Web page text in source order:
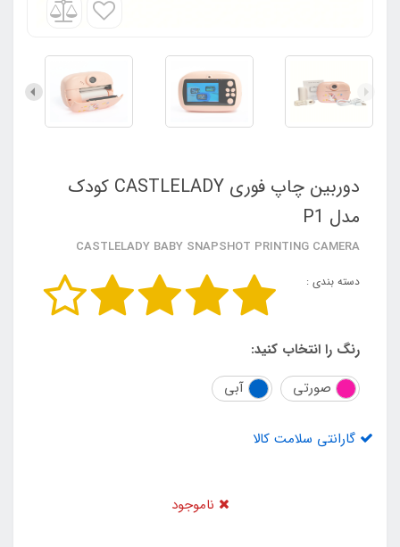
دوربین چاپ فوری CASTLELADY کودک
مدل P1
CASTLELADY BABY SNAPSHOT PRINTING CAMERA
دسته بندی :
رنگ را انتخاب کنید:
صورتی
آبی
گارانتی سلامت کالا
ناموجود